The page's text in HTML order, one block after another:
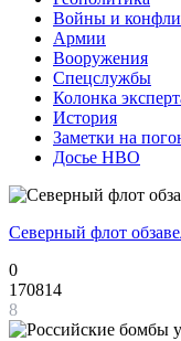
Войны и
Армии
Вооружения
Спецслужбы
Колонка
История
Заметки на
Досье НВО
Северный флот
0
170814
8